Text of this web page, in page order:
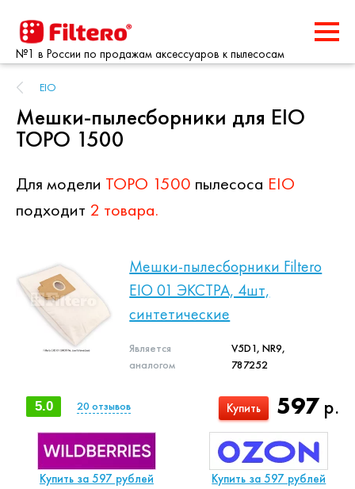
№1 в России по продажам аксессуаров к пылесосам
EIO
Мешки-пылесборники для EIO
TOPO 1500
Для модели TOPO 1500 пылесоса EIO
подходит 2 товара.
Мешки-пылесборники Filtero
EIO 01 ЭКСТРА, 4шт,
синтетические
Является
аналогом
V5D1, NR9,
787252
597р.
Купить
5.0 20 отзывов
Купить за 597 рублей Купить за 597 рублей